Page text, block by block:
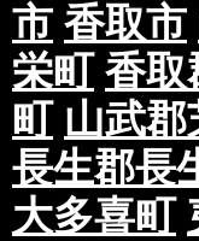
市 香取市
栄町 香取
町 山武
長生郡長
大多喜町